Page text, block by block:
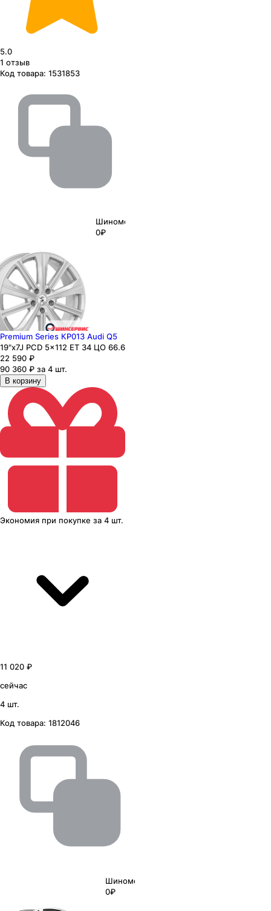
5.0
1 отзыв
Код товара: 1531853
Шиномонтаж
0₽
Premium Series КР013 Audi Q5
19"x7J PCD 5x112 ЕТ 34 ЦО 66.6
22 590 ₽
90 360 ₽ за 4 шт.
В корзину
Экономия при покупке за 4 шт.
11 020 ₽
сейчас
4 шт.
Код товара: 1812046
Шиномонтаж
0₽